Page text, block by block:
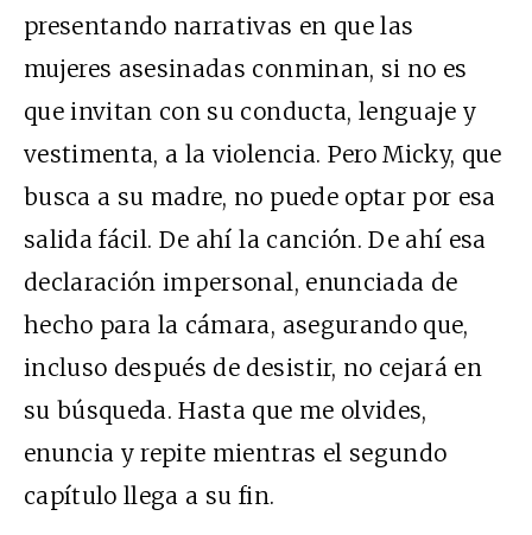
presentando narrativas en que las
mujeres asesinadas conminan, si no es
que invitan con su conducta, lenguaje y
vestimenta, a la violencia. Pero Micky, que
busca a su madre, no puede optar por esa
salida fácil. De ahí la canción. De ahí esa
declaración impersonal, enunciada de
hecho para la cámara, asegurando que,
incluso después de desistir, no cejará en
su búsqueda. Hasta que me olvides,
enuncia y repite mientras el segundo
capítulo llega a su fin.